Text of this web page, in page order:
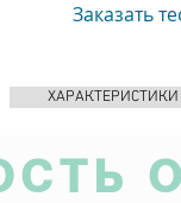
Заказать
ХАРАКТЕРИСТИКИ